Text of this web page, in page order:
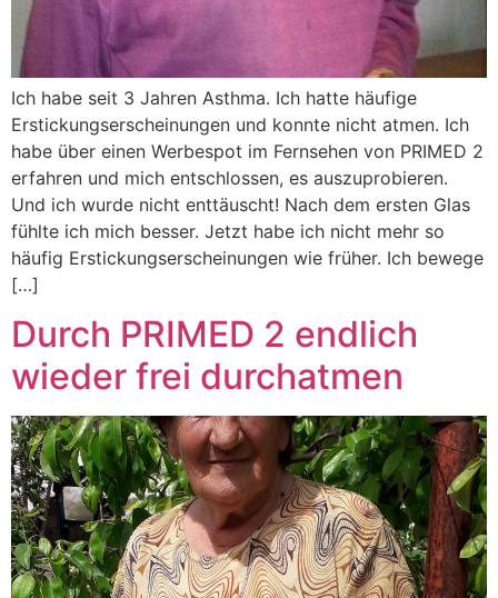
Ich habe seit 3 Jahren Asthma. Ich hatte häufige
Erstickungserscheinungen und konnte nicht atmen. Ich
habe über einen Werbespot im Fernsehen von PRIMED 2
erfahren und mich entschlossen, es auszuprobieren.
Und ich wurde nicht enttäuscht! Nach dem ersten Glas
fühlte ich mich besser. Jetzt habe ich nicht mehr so
häufig Erstickungserscheinungen wie früher. Ich bewege
[…]
Durch PRIMED 2 endlich
wieder frei durchatmen